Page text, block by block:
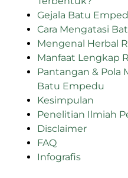
Gejala Batu
Cara Mengatasi
Mengenal Herbal
Manfaat Lengkap
Pantangan & Pola
Batu Empedu
Kesimpulan
Penelitian Ilmiah
Disclaimer
FAQ
Infografis